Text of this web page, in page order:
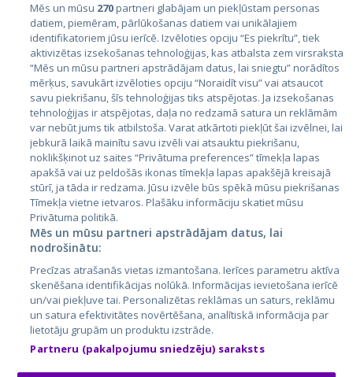
Страны
Эстония
Латвия
Литва
City24.lv
City24.ee
GetaPro.lv
GetaPro.ee
Skelbiu.lt
Autoplius.lt
CVbankas.lt
Kainos.lt
Paslaugos.lt
auto24.ee
Osta.ee
Mēs un mūsu 270partneri glabājam un piekļūstam personas
datiem, piemēram, pārlūkošanas datiem vai unikālajiem
identifikatoriem jūsu ierīcē. Izvēloties opciju “Es piekrītu”, tiek
aktivizētas izsekošanas tehnoloģijas, kas atbalsta zem virsraksta
“Mēs un mūsu partneri apstrādājam datus, lai sniegtu” norādītos
mērķus, savukārt izvēloties opciju “Noraidīt visu” vai atsaucot
savu piekrišanu, šīs tehnoloģijas tiks atspējotas. Ja izsekošanas
tehnoloģijas ir atspējotas, daļa no redzamā satura un reklāmām
var nebūt jums tik atbilstoša. Varat atkārtoti piekļūt šai izvēlnei, lai
jebkurā laikā mainītu savu izvēli vai atsauktu piekrišanu,
noklikšķinot uz saites “Privātuma preferences” tīmekļa lapas
apakšā vai uz peldošās ikonas tīmekļa lapas apakšējā kreisajā
stūrī, ja tāda ir redzama. Jūsu izvēle būs spēkā mūsu piekrišanas
Tīmekļa vietne ietvaros. Plašāku informāciju skatiet mūsu
Privātuma politikā.
Mēs un mūsu partneri apstrādājam datus, lai
nodrošinātu:
Precīzas atrašanās vietas izmantošana. Ierīces parametru aktīva
skenēšana identifikācijas nolūkā. Informācijas ievietošana ierīcē
un/vai piekļuve tai. Personalizētas reklāmas un saturs, reklāmu
un satura efektivitātes novērtēšana, analītiskā informācija par
lietotāju grupām un produktu izstrāde.
Partneru (pakalpojumu sniedzēju) saraksts